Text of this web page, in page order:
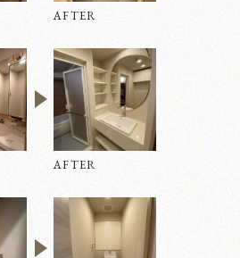
会社概要
AFTER
AFTER